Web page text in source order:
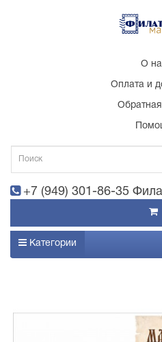
О
Оплата и
+7 (949) 301-86-35
Категории